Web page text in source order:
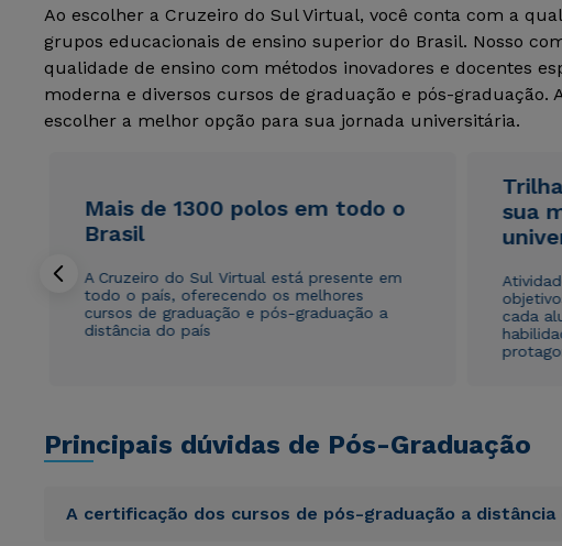
Ao escolher a Cruzeiro do Sul Virtual, você conta com a
grupos educacionais de ensino superior do Brasil. Nosso
qualidade de ensino com métodos inovadores e docentes
moderna e diversos cursos de graduação e pós-graduação.
escolher a melhor opção para sua jornada universitária.
Mais de 1300 polos em todo o
Brasil
A Cruzeiro do Sul Virtual está presente em
todo o país, oferecendo os melhores
cursos de graduação e pós-graduação a
distância do país
sua
cada
Principais dúvidas de Pós-Graduação
A certificação dos cursos de pós-graduação a distância